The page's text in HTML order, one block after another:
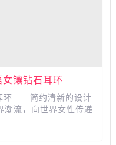
镶钻石耳环
环 简约清新的设计
潮流，向世界女性传递